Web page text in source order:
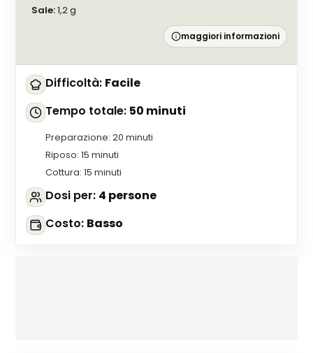
Sale:1,2g
maggiori informazioni
Difficoltà: Facile
Tempo totale: 50 minuti
Preparazione:20 minuti
Riposo:15 minuti
Cottura:15 minuti
Dosi per: 4 persone
Costo: Basso